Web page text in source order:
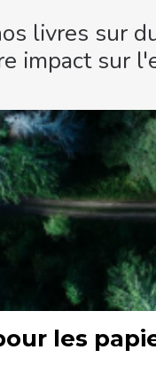
livres sur
impact sur
les